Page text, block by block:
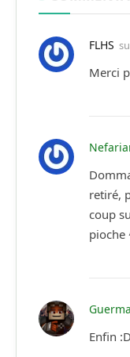
FLHS
Merci
retiré,
coup
pioche
Enfin